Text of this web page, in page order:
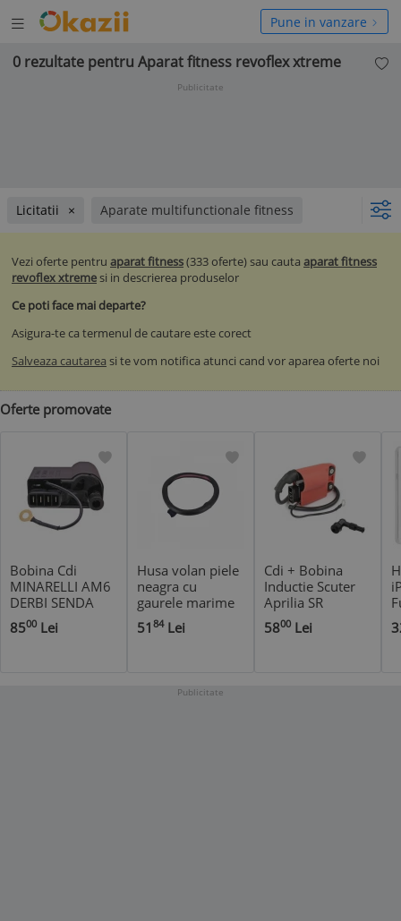
Deschide
meniul
Pune in vanzare
0 rezultate pentru Aparat fitness revoflex xtreme
Publicitate
Licitatii Aparate multifunctionale fitness
Vezi oferte pentru aparat fitness(333 oferte) sau cauta aparat fitness
revoflex xtremesi in descrierea produselor
Ce poti face mai departe?
Asigura-te ca termenul de cautare este corect
Salveaza cautarea si te vom notifica atunci cand vor aparea oferte noi
Oferte promovate
Bobina Cdi
MINARELLI AM6
DERBI SENDA
8500 Lei
Husa volan piele
neagra cu
gaurele marime
M
51 84Lei
Cdi + Bobina
Inductie Scuter
Aprilia SR
5800 Lei
Publicitate